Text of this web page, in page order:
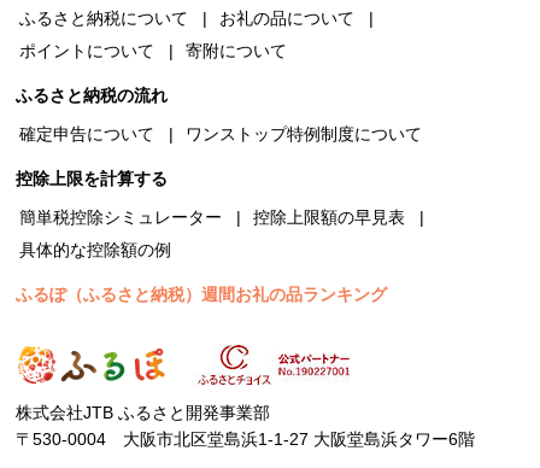
ふるさと納税について
お礼の品について
ポイントについて
寄附について
ふるさと納税の流れ
確定申告について
ワンストップ特例制度について
控除上限を計算する
簡単税控除シミュレーター
控除上限額の早見表
具体的な控除額の例
ふるぽ（ふるさと納税）週間お礼の品ランキング
株式会社JTB ふるさと開発事業部
〒530-0004 大阪市北区堂島浜1-1-27 大阪堂島浜タワー6階